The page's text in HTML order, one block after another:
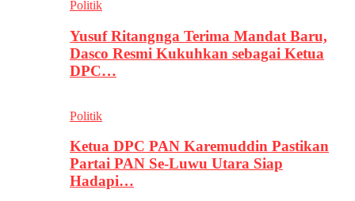
Politik
Yusuf Ritangnga Terima Mandat Baru,
Dasco Resmi Kukuhkan sebagai Ketua
DPC…
Politik
Ketua DPC PAN Karemuddin Pastikan
Partai PAN Se-Luwu Utara Siap
Hadapi…